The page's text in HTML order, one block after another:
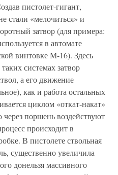
пистолет-гигант,
стали «мелочиться» и
затвор (для примера:
в автомате
винтовке М-16). Здесь
системах затвор
а его движение
как и работа остальных
циклом «откат-накат»
поршень воздействуют
происходит в
В пистолете ствольная
существенно увеличила
донельзя массивного